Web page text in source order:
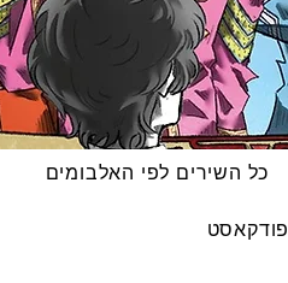
כל השירים לפי האלבומים
פודקאסט